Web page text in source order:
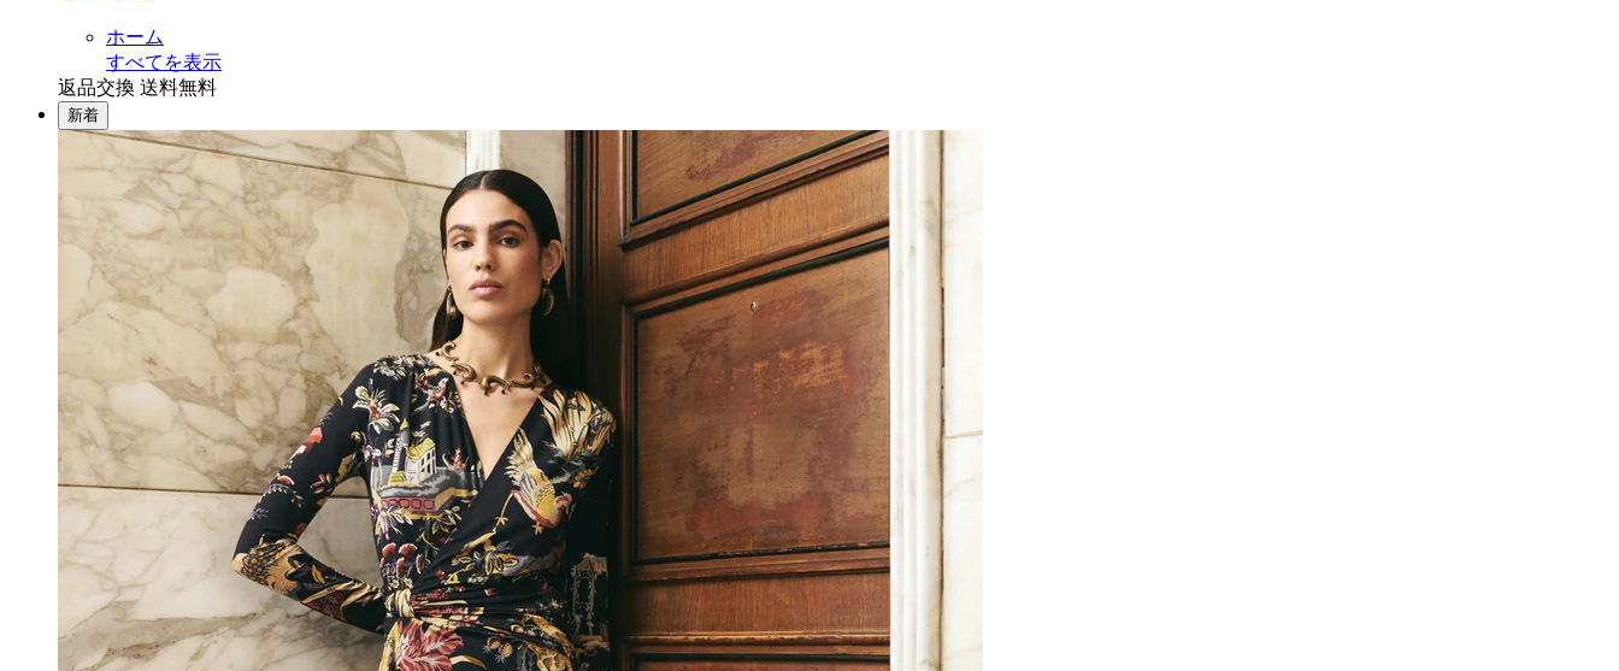
ホーム
すべてを表示
返品交換 送料無料
新着